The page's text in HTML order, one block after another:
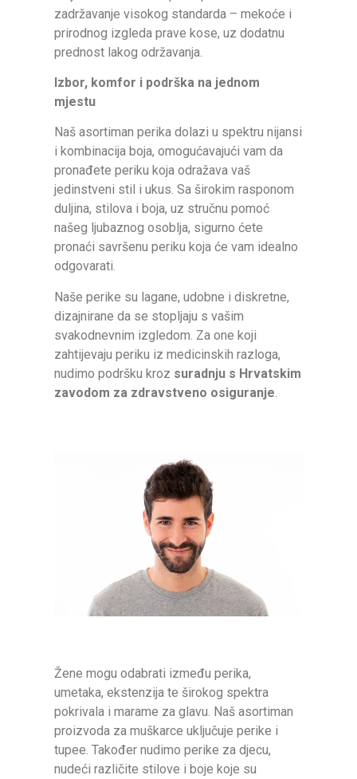
zadržavanje visokog standarda – mekoće i
prirodnog izgleda prave kose, uz dodatnu
prednost lakog održavanja.
Izbor, komfor i podrška na jednom
mjestu
Naš asortiman perika dolazi u spektru nijansi
i kombinacija boja, omogućavajući vam da
pronađete periku koja odražava vaš
jedinstveni stil i ukus. Sa širokim rasponom
duljina, stilova i boja, uz stručnu pomoć
našeg ljubaznog osoblja, sigurno ćete
pronaći savršenu periku koja će vam idealno
odgovarati.
Naše perike su lagane, udobne i diskretne,
dizajnirane da se stopljaju s vašim
svakodnevnim izgledom. Za one koji
zahtijevaju periku iz medicinskih razloga,
nudimo podršku kroz suradnju s Hrvatskim
zavodom za zdravstveno osiguranje.
Žene mogu odabrati između perika,
umetaka, ekstenzija te širokog spektra
pokrivala i marame za glavu. Naš asortiman
proizvoda za muškarce uključuje perike i
tupee. Također nudimo perike za djecu,
nudeći različite stilove i boje koje su